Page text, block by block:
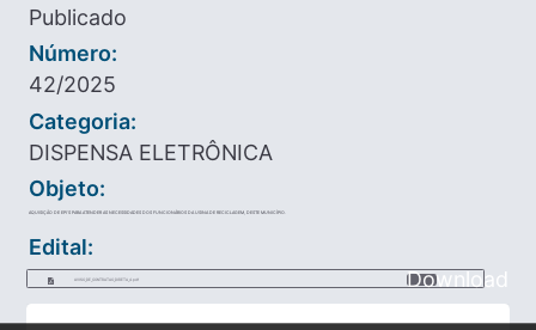
Publicado
Número:
42/2025
Categoria:
DISPENSA ELETRÔNICA
Objeto:
AQUISIÇÃO DE EPI’S PARA ATENDER AS NECESSIDADES DOS FUNCIONÁRIOS DA USINA DE RECICLAGEM, DESTE MUNICÍPIO.
Edital:
AVISO_DE_CONTRATAO_DIRETA_4.pdf Download